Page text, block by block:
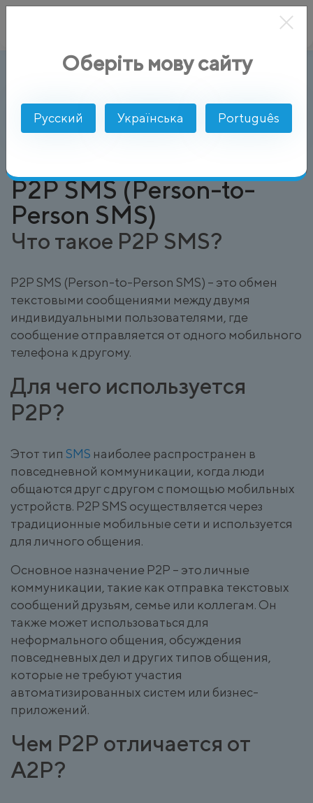
Глоссарий P2P SMS (Person-to-Person SMS)
P2P SMS (Person-to-
Person SMS)
Что такое P2P SMS?
P2P SMS (Person-to-Person SMS) – это обмен
текстовыми сообщениями между двумя
индивидуальными пользователями, где
сообщение отправляется от одного мобильного
телефона к другому.
Для чего используется
P2P?
Этот тип SMS наиболее распространен в
повседневной коммуникации, когда люди
общаются друг с другом с помощью мобильных
устройств. P2P SMS осуществляется через
традиционные мобильные сети и используется
для личного общения.
Основное назначение P2P – это личные
коммуникации, такие как отправка текстовых
сообщений друзьям, семье или коллегам. Он
также может использоваться для
неформального общения, обсуждения
повседневных дел и других типов общения,
которые не требуют участия
автоматизированных систем или бизнес-
приложений.
Чем P2P отличается от
A2P?
Оберіть мову сайту
Русский Українська Português